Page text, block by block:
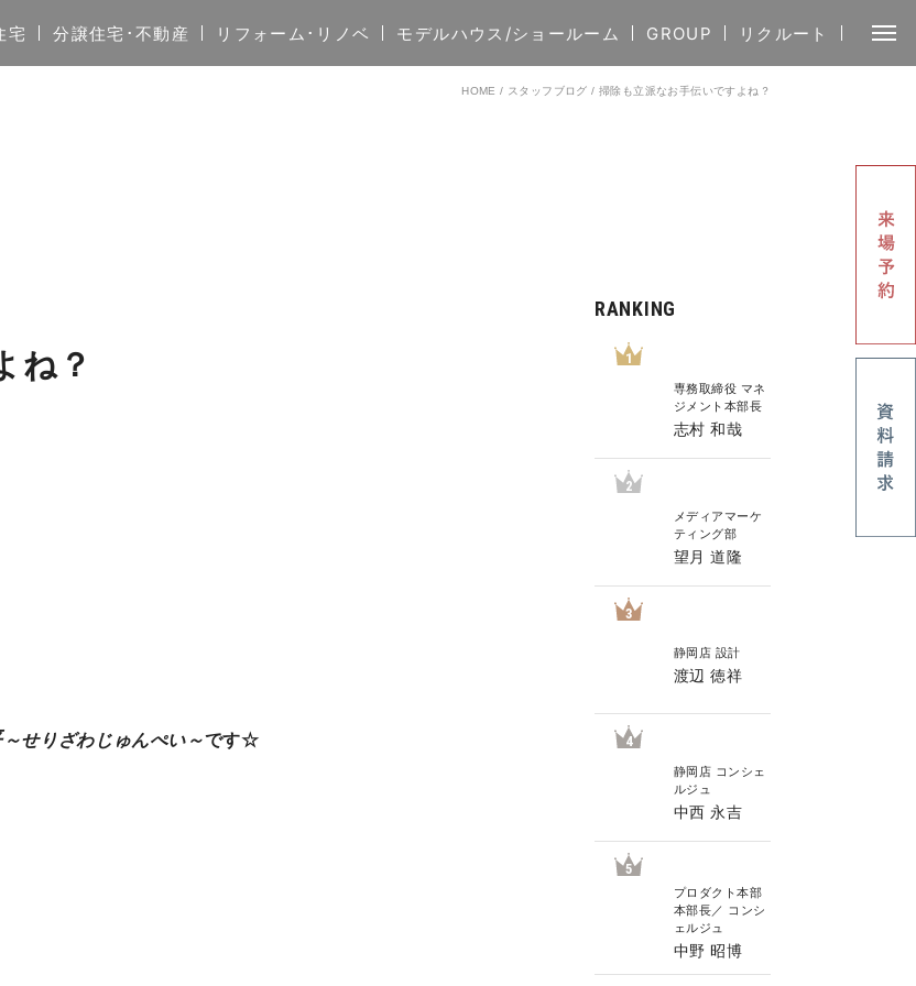
宅 分譲住宅･不動産 リフォーム･リノベ モデルハウス/ショールーム GROUP リクルート
HOME / スタッフブログ / 掃除も立派なお手伝いですよね？
ね？
～せりざわじゅんぺい～です☆
RANKING
1
専務取締役 マネ
ジメント本部長
志村 和哉
2
メディアマーケ
ティング部
望月 道隆
3
静岡店 設計
渡辺 徳祥
4
静岡店 コンシェ
ルジュ
中西 永吉
5
プロダクト本部
本部長／ コンシ
ェルジュ
中野 昭博